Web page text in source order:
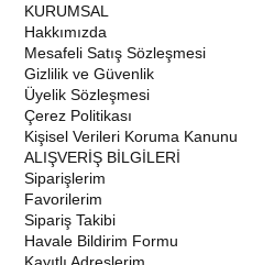
KURUMSAL
Hakkımızda
Mesafeli Satış Sözleşmesi
Gizlilik ve Güvenlik
Üyelik Sözleşmesi
Çerez Politikası
Kişisel Verileri Koruma Kanunu
ALIŞVERİŞ BİLGİLERİ
Siparişlerim
Favorilerim
Sipariş Takibi
Havale Bildirim Formu
Kayıtlı Adreslerim